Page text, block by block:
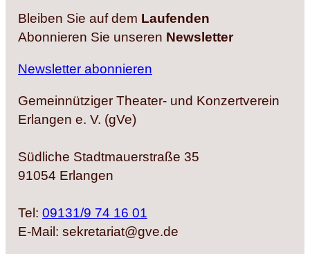
Bleiben Sie auf dem Laufenden
Abonnieren Sie unseren Newsletter
Newsletter abonnieren
Gemeinnütziger Theater- und Konzertverein
Erlangen e. V. (gVe)
Südliche Stadtmauerstraße 35
91054 Erlangen
Tel: 09131/9 74 16 01
E-Mail: sekretariat@gve.de